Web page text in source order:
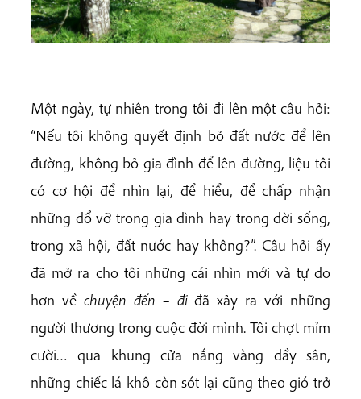
Một ngày, tự nhiên trong tôi đi lên một câu hỏi:
“Nếu tôi không quyết định bỏ đất nước để lên
đường, không bỏ gia đình để lên đường, liệu tôi
có cơ hội để nhìn lại, để hiểu, để chấp nhận
những đổ vỡ trong gia đình hay trong đời sống,
trong xã hội, đất nước hay không?”. Câu hỏi ấy
đã mở ra cho tôi những cái nhìn mới và tự do
hơn về chuyện đến – điđã xảy ra với những
người thương trong cuộc đời mình. Tôi chợt mỉm
cười… qua khung cửa nắng vàng đầy sân,
những chiếc lá khô còn sót lại cũng theo gió trở